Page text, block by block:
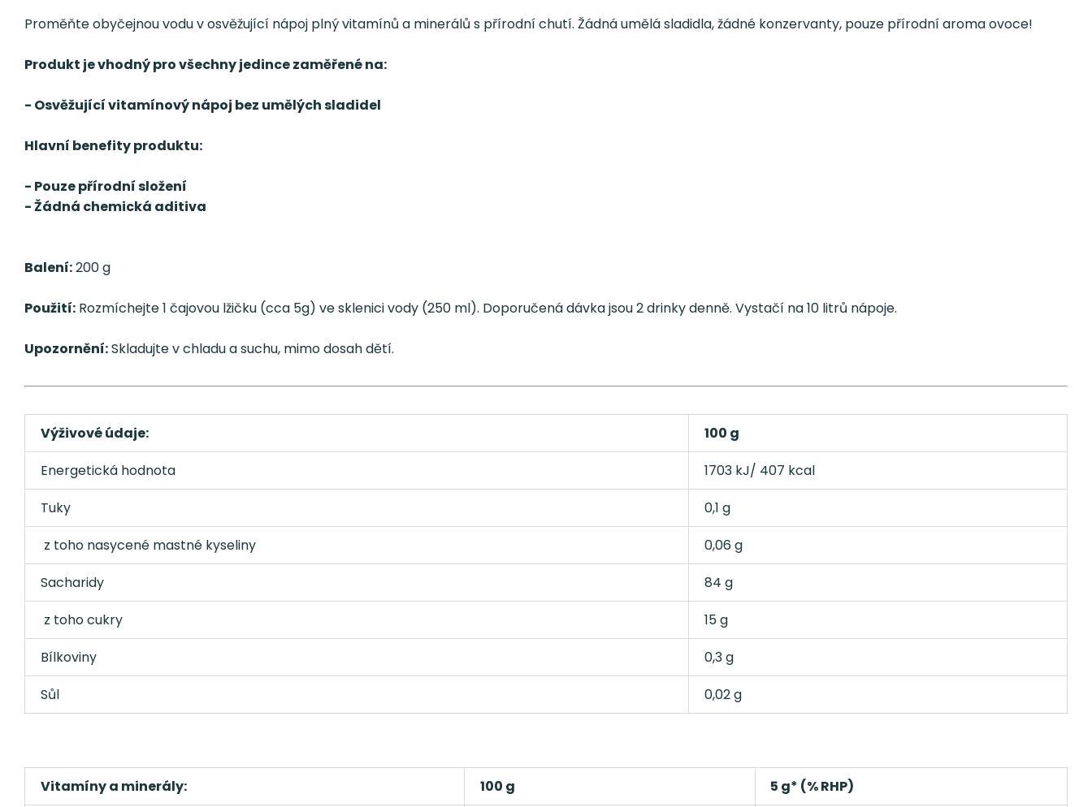
Proměňte obyčejnou vodu v osvěžující nápoj plný vitamínů a minerálů s přírodní chutí. Žádná umělá sladidla, žádné konzervanty, pouze přírodní aroma ovoce!
Produkt je vhodný pro všechny jedince zaměřené na:
- Osvěžující vitamínový nápoj bez umělých sladidel
Hlavní benefity produktu:
- Pouze přírodní složení
- Žádná chemická aditiva
Balení:200 g
Použití: Rozmíchejte 1 čajovou lžičku (cca 5g) ve sklenici vody (250 ml). Doporučená dávka jsou 2 drinky denně. Vystačí na 10 litrů nápoje.
Upozornění:Skladujte v chladu a suchu, mimo dosah dětí.
Výživové údaje:
100 g
Energetická hodnota
1703 kJ/ 407 kcal
Tuky
0,1 g
z toho nasycené mastné kyseliny
0,06 g
Sacharidy
84 g
z toho cukry
15 g
Bílkoviny
0,3 g
Sůl
0,02 g
Vitamíny a minerály: 100 g
5 g* (% RHP)